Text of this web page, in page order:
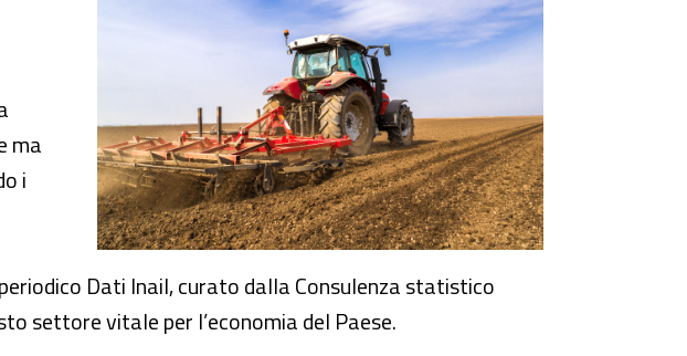
ma
i
Dati Inail, curato dalla Consulenza statistico
settore vitale per l’economia del Paese.